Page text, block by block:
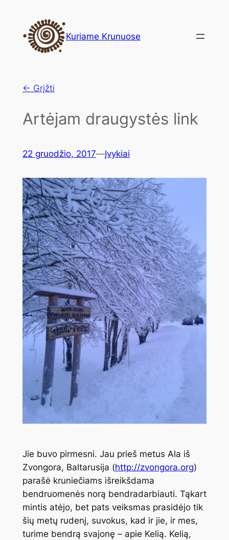
turinio
Kuriame Krunuose
← Grįžti
Artėjam draugystės link
22 gruodžio, 2017—Įvykiai
Jie buvo pirmesni. Jau prieš metus Ala iš
Zvongora, Baltarusija (http://zvongora.org)
parašė kruniečiams išreikšdama
bendruomenės norą bendradarbiauti. Tąkart
mintis atėjo, bet pats veiksmas prasidėjo tik
šių metų rudenį, suvokus, kad ir jie, ir mes,
turime bendrą svajonę – apie Kelią. Kelią,